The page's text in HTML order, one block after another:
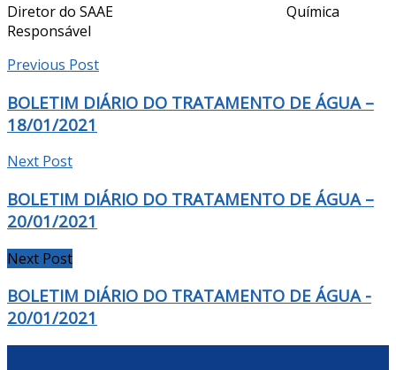
Diretor do SAAE Química
Responsável
Previous Post
BOLETIM DIÁRIO DO TRATAMENTO DE ÁGUA –
18/01/2021
Next Post
BOLETIM DIÁRIO DO TRATAMENTO DE ÁGUA –
20/01/2021
Next Post
BOLETIM DIÁRIO DO TRATAMENTO DE ÁGUA -
20/01/2021